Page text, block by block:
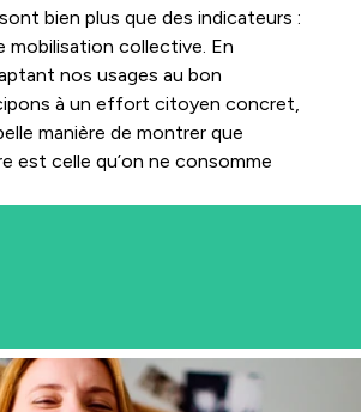
bien plus que des indicateurs :
mobilisation collective. En
nos usages au bon
à un effort citoyen concret,
manière de montrer que
est celle qu’on ne consomme